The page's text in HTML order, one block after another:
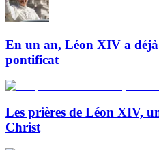
En un an, Léon XIV a déjà
pontificat
Les prières de Léon XIV,
Christ